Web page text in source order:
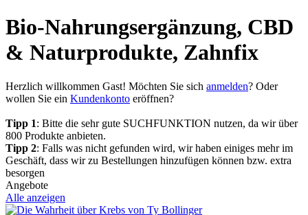
Bio-Nahrungsergänzung, CBD
& Naturprodukte, Zahnfix
Herzlich willkommen Gast! Möchten Sie sich anmelden? Oder
wollen Sie ein Kundenkonto eröffnen?
Tipp 1: Bitte die sehr gute SUCHFUNKTION nutzen, da wir über
800 Produkte anbieten.
Tipp 2: Falls was nicht gefunden wird, wir haben einiges mehr im
Geschäft, dass wir zu Bestellungen hinzufügen können bzw. extra
besorgen
Angebote
Alle anzeigen